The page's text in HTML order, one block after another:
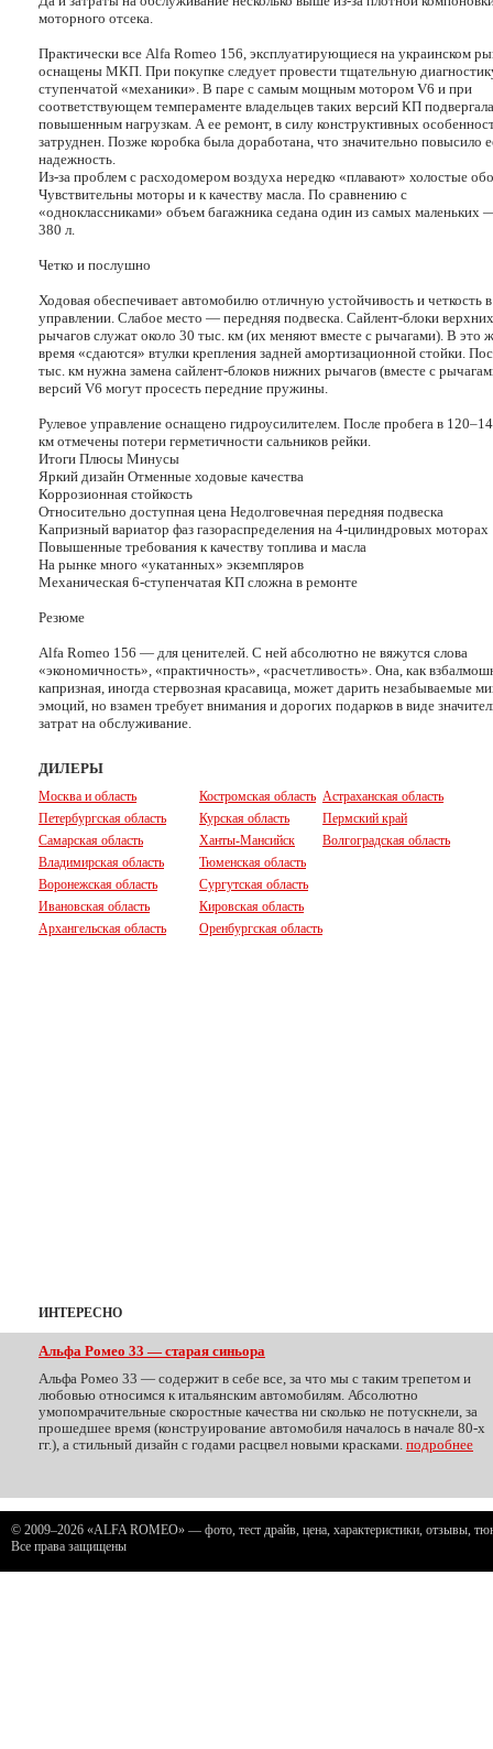
моторного отсека.
Практически все Alfa Romeo 156, эксплуатирующиеся на украинском
оснащены МКП. При покупке следует провести тщательную
ступенчатой «механики». В паре с самым мощным мотором V6 и при
соответствующем темпераменте владельцев таких версий КП
повышенным нагрузкам. А ее ремонт, в силу конструктивных
затруднен. Позже коробка была доработана, что значительно повысило
надежность.
Из-за проблем с расходомером воздуха нередко «плавают» холостые
Чувствительны моторы и к качеству масла. По сравнению с
«одноклассниками» объем багажника седана один из самых маленьких
380 л.
Четко и послушно
Ходовая обеспечивает автомобилю отличную устойчивость и четкость в
управлении. Слабое место — передняя подвеска. Сайлент-блоки верхних
рычагов служат около 30 тыс. км (их меняют вместе c рычагами). В это
время «сдаются» втулки крепления задней амортизационной стойки.
тыс. км нужна замена сайлент-блоков нижних рычагов (вместе с
версий V6 могут просесть передние пружины.
Рулевое управление оснащено гидроусилителем. После пробега в
км отмечены потери герметичности сальников рейки.
Итоги Плюсы Минусы
Яркий дизайн Отменные ходовые качества
Коррозионная стойкость
Относительно доступная цена Недолговечная передняя подвеска
Капризный вариатор фаз газораспределения на 4-цилиндровых моторах
Повышенные требования к качеству топлива и масла
На рынке много «укатанных» экземпляров
Механическая 6-ступенчатая КП сложна в ремонте
Резюме
Alfa Romeo 156 — для ценителей. С ней абсолютно не вяжутся слова
«экономичность», «практичность», «расчетливость». Она, как
капризная, иногда стервозная красавица, может дарить незабываемые
эмоций, но взамен требует внимания и дорогих подарков в виде
затрат на обслуживание.
ДИЛЕРЫ
Москва и область
Петербургская область
Самарская область
Владимирская область
Воронежская область
Ивановская область
Архангельская область
Костромская область
Курская область
Ханты-Мансийск
Тюменская область
Сургутская область
Кировская область
Оренбургская область
Астраханская область
Пермский край
Волгоградская область
ИНТЕРЕСНО
Альфа Ромео 33 — старая синьора
Альфа Ромео 33 — содержит в себе все, за что мы с таким трепетом и
любовью относимся к итальянским автомобилям. Абсолютно
умопомрачительные скоростные качества ни сколько не потускнели, за
прошедшее время (конструирование автомобиля началось в начале 80-х
гг.), а стильный дизайн с годами расцвел новыми красками. подробнее
© 2009–2026 «ALFA ROMEO» — фото, тест драйв, цена, характеристики, отзывы,
Все права защищены